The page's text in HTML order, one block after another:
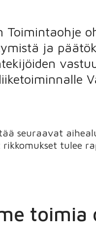
Toimintaohje
ja
seuraavat
tulee
toimia